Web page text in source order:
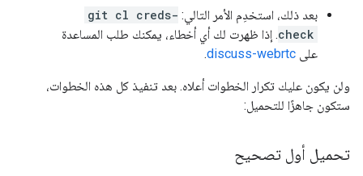
بعد ذلك، استخدِم الأمر التالي: git cl creds-
check. إذا ظهرت لك أي أخطاء، يمكنك طلب المساعدة
على discuss-webrtc
.
ولن يكون عليك تكرار الخطوات أعلاه. بعد تنفيذ كل هذه الخطوات،
ستكون جاهزًا للتحميل:
تحميل أول تصحيح